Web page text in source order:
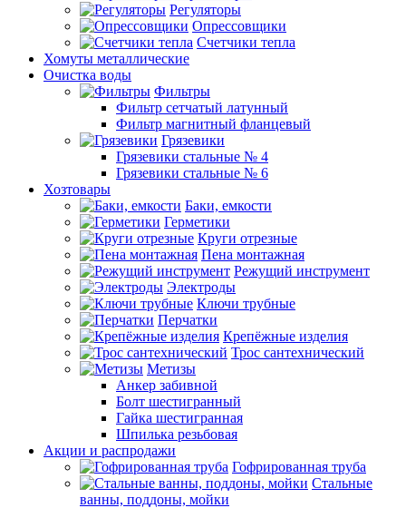
Регуляторы
Опрессовщики
Счетчики тепла
Хомуты металлические
Очистка воды
Фильтры
Фильтр сетчатый латунный
Фильтр магнитный фланцевый
Грязевики
Грязевики стальные № 4
Грязевики стальные № 6
Хозтовары
Баки, емкости
Герметики
Круги отрезные
Пена монтажная
Режущий инструмент
Электроды
Ключи трубные
Перчатки
Крепёжные изделия
Трос сантехнический
Метизы
Анкер забивной
Болт шестигранный
Гайка шестигранная
Шпилька резьбовая
Акции и распродажи
Гофрированная труба
Стальные
ванны, поддоны, мойки